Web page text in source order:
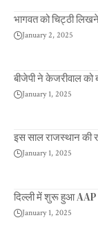
भागवत को चिट्ठी
January 2, 2025
बीजेपी ने केजरीवाल को
January 1, 2025
इस साल राजस्थान की
January 1, 2025
दिल्ली में शुरू हुआ AAP
January 1, 2025